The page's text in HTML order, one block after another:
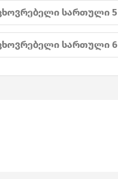
სართული 5
სართული 6